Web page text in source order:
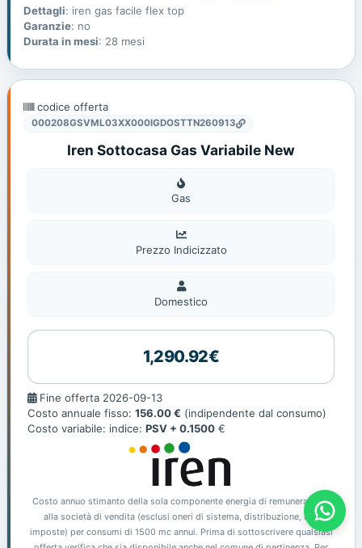
Dettagli: iren gas facile flex top
Garanzie: no
Durata in mesi: 28 mesi
codice offerta
000208GSVML03XX000IGDOSTTN260913
Iren Sottocasa Gas Variabile New
Gas
Gas
Prezzo Indicizzato
Domestico
Domestico
1,290.92€
Fine
offerta
Fine offerta 2026-09-13
Costo annuale fisso: 156.00 € (indipendente dal consumo)
Costo variabile: indice: PSV + 0.1500 €
Costo annuo stimanto della sola componente energia di remunerazione
alla società di vendita (esclusi oneri di sistema, distribuzione, iva,
imposte) per consumi di 1500 mc annui. Prima di sottoscrivere qualsiasi
Offerte Gas E Luce - Prometheas